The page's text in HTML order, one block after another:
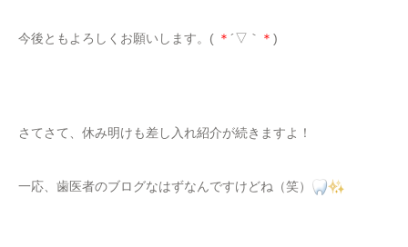
今後ともよろしくお願いします。( ＊ ´▽｀ ＊ )
さてさて、休み明けも差し入れ紹介が続きますよ！
一応、歯医者のブログなはずなんですけどね（笑）